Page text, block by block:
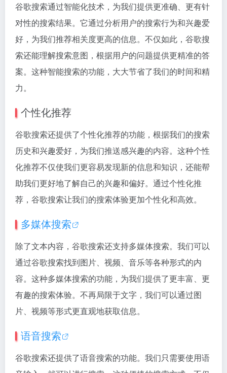
谷歌搜索通过智能化技术，为我们提供更准确、更有针
对性的搜索结果。它通过分析用户的搜索行为和兴趣爱
好，为我们推荐相关度更高的信息。不仅如此，谷歌搜
索还能理解搜索意图，根据用户的问题提供更精准的答
案。这种智能搜索的功能，大大节省了我们的时间和精
力。
个性化推荐
谷歌搜索还提供了个性化推荐的功能，根据我们的搜索
历史和兴趣爱好，为我们推送感兴趣的内容。这种个性
化推荐不仅使我们更容易发现新的信息和知识，还能帮
助我们更好地了解自己的兴趣和偏好。通过个性化推
荐，谷歌搜索让我们的搜索体验更加个性化和高效。
多媒体搜索
除了文本内容，谷歌搜索还支持多媒体搜索。我们可以
通过谷歌搜索找到图片、视频、音乐等各种形式的内
容。这种多媒体搜索的功能，为我们提供了更丰富、更
有趣的搜索体验。不再局限于文字，我们可以通过图
片、视频等形式更直观地获取信息。
语音搜索
谷歌搜索还提供了语音搜索的功能。我们只需要使用语